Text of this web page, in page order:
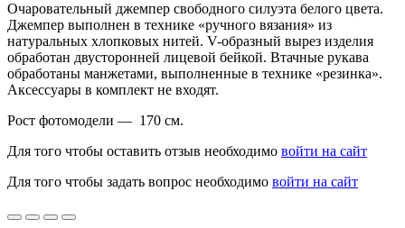
Очаровательный джемпер свободного силуэта белого цвета.
Джемпер выполнен в технике «ручного вязания» из
натуральных хлопковых нитей. V-образный вырез изделия
обработан двусторонней лицевой бейкой. Втачные рукава
обработаны манжетами, выполненные в технике «резинка».
Аксессуары в комплект не входят.
Рост фотомодели — 170 см.
Для того чтобы оставить отзыв необходимо войти на сайт
Для того чтобы задать вопрос необходимо войти на сайт